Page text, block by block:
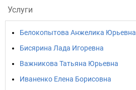
Услуги
Белокопытова Анжелика Юрьевна
Бисярина Лада Игоревна
Важникова Татьяна Юрьевна
Иваненко Елена Борисовна